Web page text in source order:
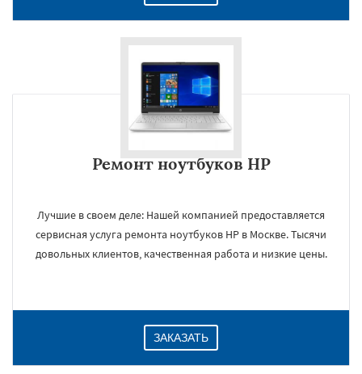
Ремонт ноутбуков HP
Лучшие в своем деле: Нашей компанией предоставляется
сервисная услуга ремонта ноутбуков HP в Москве. Тысячи
довольных клиентов, качественная работа и низкие цены.
ЗАКАЗАТЬ
×